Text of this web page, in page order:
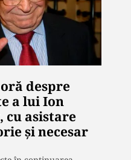
despre
a lui Ion
cu asistare
și necesar